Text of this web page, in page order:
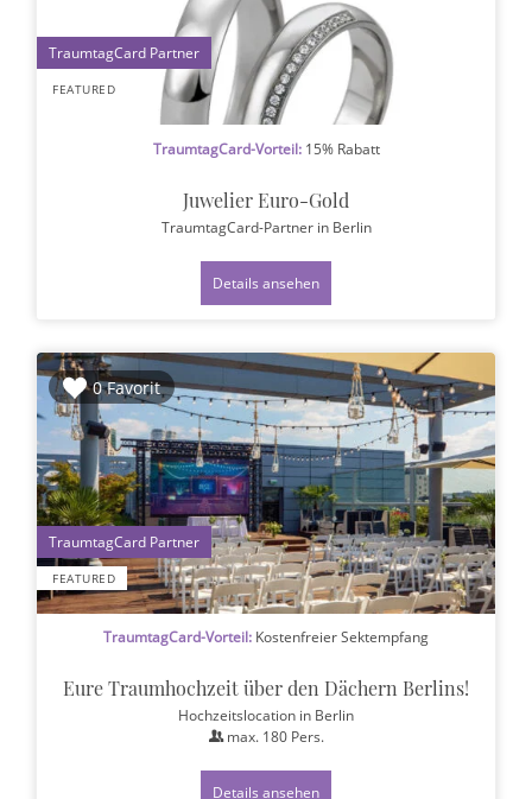
FEATURED
1
TraumtagCard-Vorteil:15% Rabatt
Juwelier Euro-Gold
TraumtagCard-Partner in Berlin
Details ansehen
0 Favorit
FEATURED
1
TraumtagCard-Vorteil: Kostenfreier Sektempfang
Eure Traumhochzeit über den Dächern Berlins!
Hochzeitslocation in Berlin
max. 180Pers.
Details ansehen